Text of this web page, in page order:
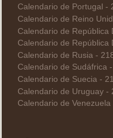
Calendario de Portugal -
Calendario de Reino
Calendario de República
Calendario de República
Calendario de Rusia -
Calendario de Sudáfrica
Calendario de Suecia -
Calendario de Uruguay -
Calendario de Venezuela